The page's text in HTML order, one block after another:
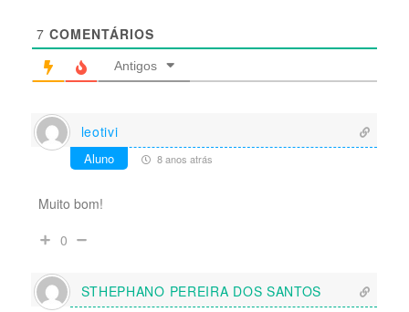
7 COMENTÁRIOS
Antigos
leotivi
Aluno 8 anos atrás
Muito bom!
0
STHEPHANO PEREIRA DOS SANTOS